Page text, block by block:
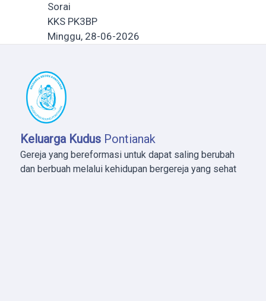
Sorai
KKS PK3BP
Minggu, 28-06-2026
Keluarga Kudus Pontianak
Gereja yang bereformasi untuk dapat saling berubah
dan berbuah melalui kehidupan bergereja yang sehat